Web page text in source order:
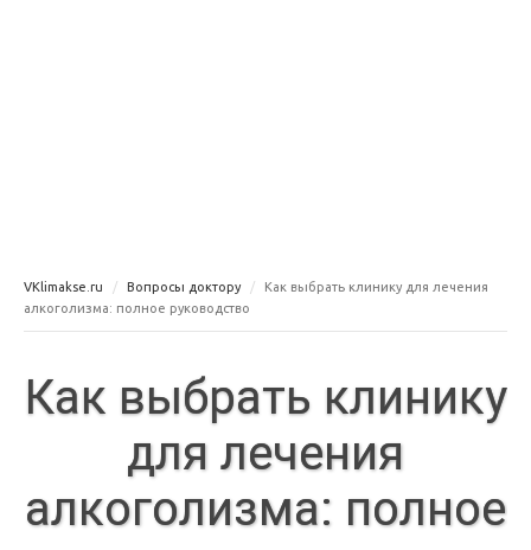
VKlimakse.ru Вопросы доктору
Как выбрать клинику для лечения
алкоголизма: полное руководство
Как выбрать клинику
для лечения
алкоголизма: полное